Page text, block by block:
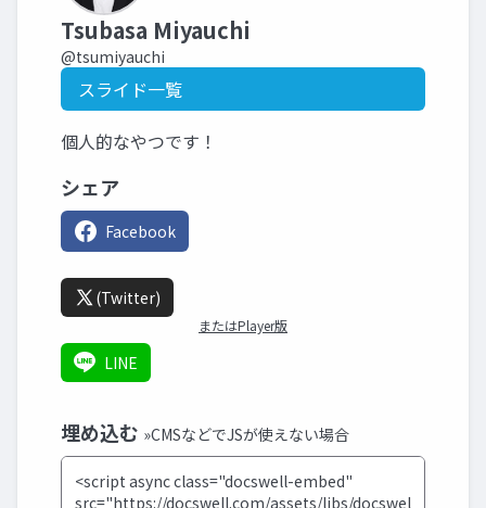
Tsubasa Miyauchi
@tsumiyauchi
スライド一覧
個人的なやつです！
シェア
Facebook
(Twitter)
またはPlayer版
LINE
埋め込む »CMSなどでJSが使えない場合